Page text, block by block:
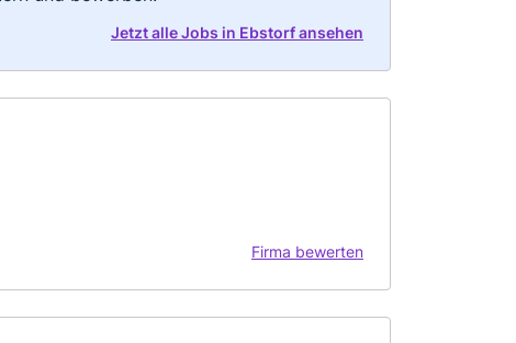
Jetzt alle Jobs in Ebstorf ansehen
Firma bewerten